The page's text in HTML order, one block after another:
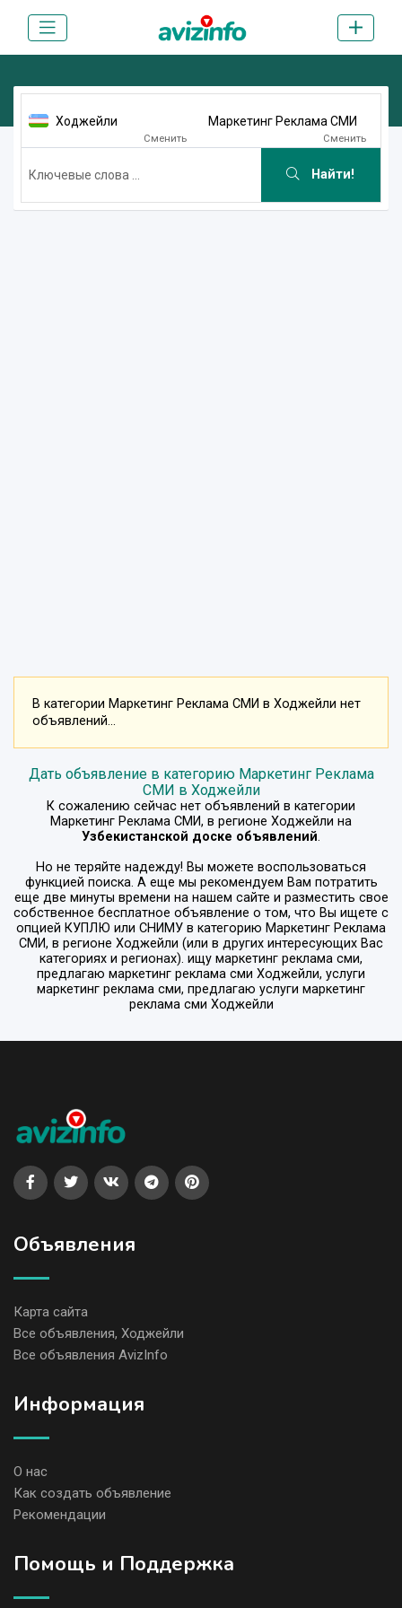
Ходжейли
Сменить
Маркетинг Реклама СМИ
Сменить
Найти!
В категории Маркетинг Реклама СМИ в Ходжейли нет
объявлений...
Дать объявление в категорию Маркетинг Реклама
СМИ в Ходжейли
К сожалению сейчас нет объявлений в категории
Маркетинг Реклама СМИ, в регионе Ходжейли на
Узбекистанской доске объявлений.
Но не теряйте надежду! Вы можете воспользоваться
функцией поиска. А еще мы рекомендуем Вам потратить
еще две минуты времени на нашем сайте и разместить свое
собственное бесплатное объявление о том, что Вы ищете с
опцией КУПЛЮ или СНИМУ в категорию Маркетинг Реклама
СМИ, в регионе Ходжейли (или в других интересующих Вас
категориях и регионах). ищу маркетинг реклама сми,
предлагаю маркетинг реклама сми Ходжейли, услуги
маркетинг реклама сми, предлагаю услуги маркетинг
реклама сми Ходжейли
Объявления
Карта сайта
Все объявления, Ходжейли
Все объявления AvizInfo
Информация
О нас
Как создать объявление
Рекомендации
Помощь и Поддержка